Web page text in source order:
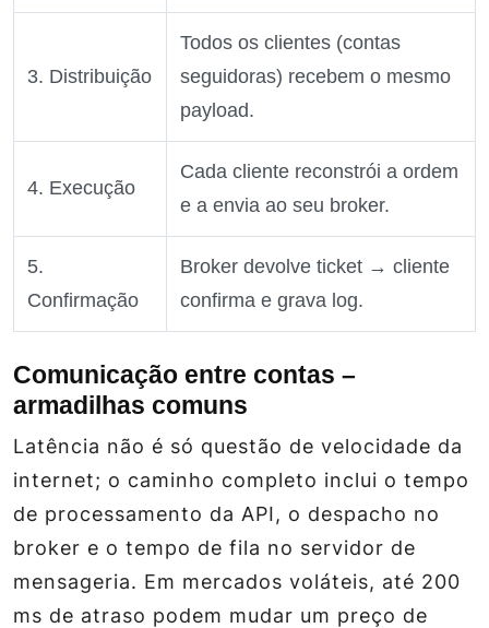
3. Distribuição
Todos os clientes (contas
seguidoras) recebem o mesmo
payload.
4. Execução
Cada cliente reconstrói a ordem
e a envia ao seu broker.
5.
Confirmação
Broker devolve ticket → cliente
confirma e grava log.
Comunicação entre contas –
armadilhas comuns
Latência não é só questão de velocidade da
internet; o caminho completo inclui o tempo
de processamento da API, o despacho no
broker e o tempo de fila no servidor de
mensageria. Em mercados voláteis, até 200
ms de atraso podem mudar um preço de